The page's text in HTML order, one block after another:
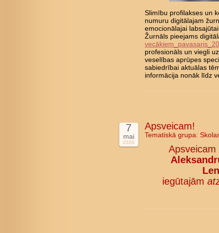
Slimību profilakses un
numuru digitālajam
emocionālajai
Žurnāls pieejams
profesionāls un viegli
veselības aprūpes
sabiedrībai aktuālas
informācija nonāk
7
mai
2026
Apsveicam!
Tematiskā grupa:
Apsveicam
iegūtajām